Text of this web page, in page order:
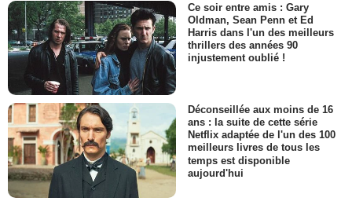
Ce soir entre amis : Gary
Oldman, Sean Penn et Ed
Harris dans l'un des meilleurs
thrillers des années 90
injustement oublié !
Déconseillée aux moins de 16
ans : la suite de cette série
Netflix adaptée de l'un des 100
meilleurs livres de tous les
temps est disponible
aujourd'hui